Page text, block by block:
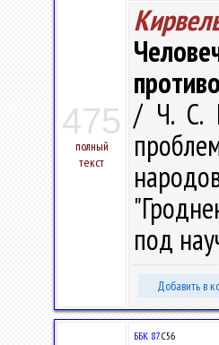
475
полный
текст
/ Ч. С.
под
Добавить в
ББК 87.С56